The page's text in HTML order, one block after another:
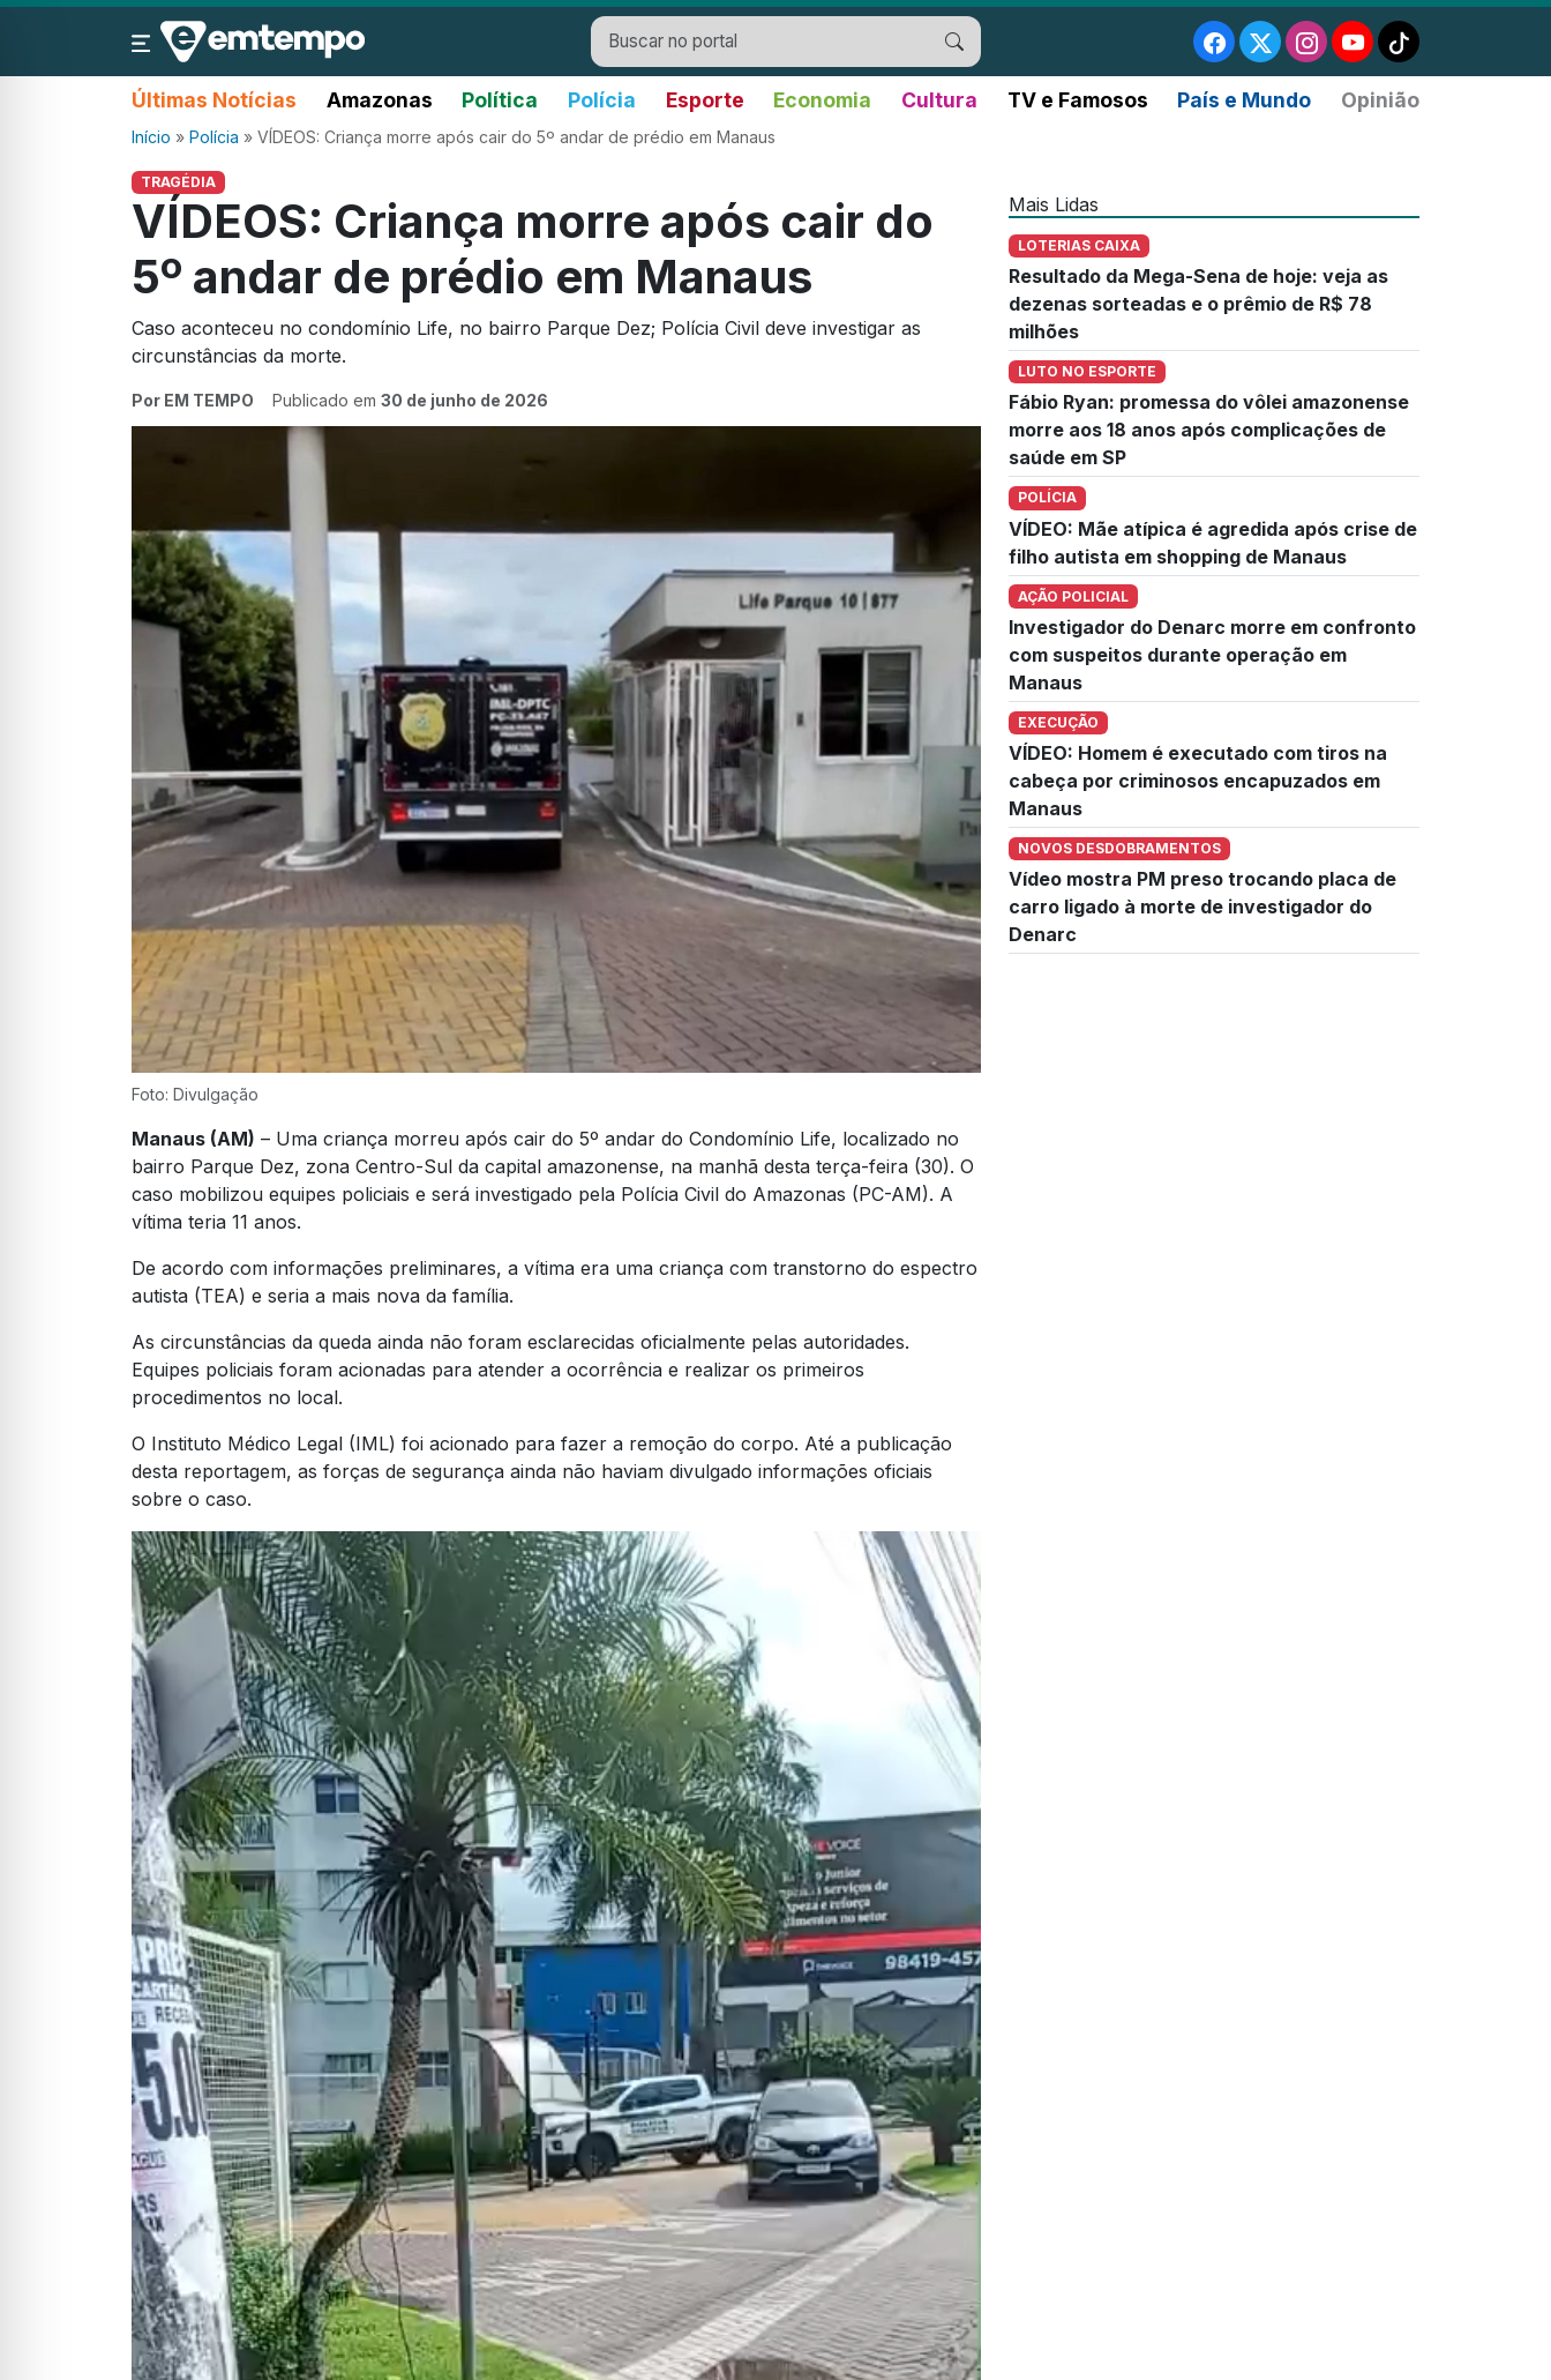
Últimas Notícias Amazonas Política Polícia Esporte Economia Cultura TV e Famosos País e Mundo Opinião
Início » Polícia » VÍDEOS: Criança morre após cair do 5º andar de prédio em Manaus
TRAGÉDIA
VÍDEOS: Criança morre após cair do
5º andar de prédio em Manaus
Caso aconteceu no condomínio Life, no bairro Parque Dez; Polícia Civil deve investigar as
circunstâncias da morte.
Por EM TEMPO Publicado em 30 de junho de 2026
Foto: Divulgação
Manaus (AM) – Uma criança morreu após cair do 5º andar do Condomínio Life, localizado no
bairro Parque Dez, zona Centro-Sul da capital amazonense, na manhã desta terça-feira (30). O
caso mobilizou equipes policiais e será investigado pela Polícia Civil do Amazonas (PC-AM). A
vítima teria 11 anos.
De acordo com informações preliminares, a vítima era uma criança com transtorno do espectro
autista (TEA) e seria a mais nova da família.
As circunstâncias da queda ainda não foram esclarecidas oficialmente pelas autoridades.
Equipes policiais foram acionadas para atender a ocorrência e realizar os primeiros
procedimentos no local.
O Instituto Médico Legal (IML) foi acionado para fazer a remoção do corpo. Até a publicação
desta reportagem, as forças de segurança ainda não haviam divulgado informações oficiais
sobre o caso.
Mais Lidas
LOTERIAS CAIXA
Resultado da Mega-Sena de hoje: veja as
dezenas sorteadas e o prêmio de R$ 78
milhões
LUTO NO ESPORTE
Fábio Ryan: promessa do vôlei amazonense
morre aos 18 anos após complicações de
saúde em SP
POLÍCIA
VÍDEO: Mãe atípica é agredida após crise de
filho autista em shopping de Manaus
AÇÃO POLICIAL
Investigador do Denarc morre em confronto
com suspeitos durante operação em
Manaus
EXECUÇÃO
VÍDEO: Homem é executado com tiros na
cabeça por criminosos encapuzados em
Manaus
NOVOS DESDOBRAMENTOS
Vídeo mostra PM preso trocando placa de
carro ligado à morte de investigador do
Denarc